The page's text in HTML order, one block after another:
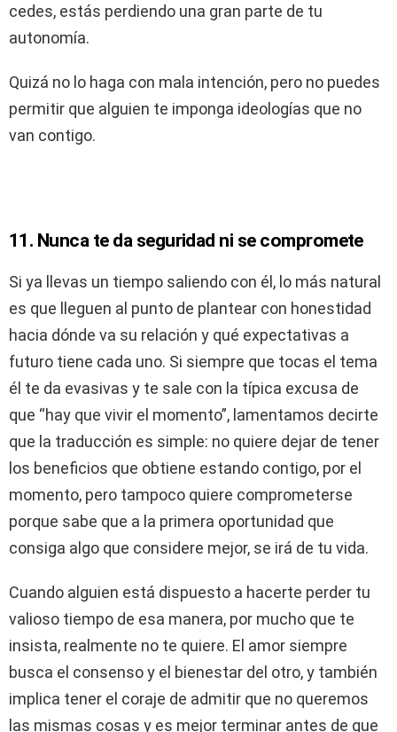
cedes, estás perdiendo una gran parte de tu
autonomía.
Quizá no lo haga con mala intención, pero no puedes
permitir que alguien te imponga ideologías que no
van contigo.
11. Nunca te da seguridad ni se compromete
Si ya llevas un tiempo saliendo con él, lo más natural
es que lleguen al punto de plantear con honestidad
hacia dónde va su relación y qué expectativas a
futuro tiene cada uno. Si siempre que tocas el tema
él te da evasivas y te sale con la típica excusa de
que “hay que vivir el momento”, lamentamos decirte
que la traducción es simple: no quiere dejar de tener
los beneficios que obtiene estando contigo, por el
momento, pero tampoco quiere comprometerse
porque sabe que a la primera oportunidad que
consiga algo que considere mejor, se irá de tu vida.
Cuando alguien está dispuesto a hacerte perder tu
valioso tiempo de esa manera, por mucho que te
insista, realmente no te quiere. El amor siempre
busca el consenso y el bienestar del otro, y también
implica tener el coraje de admitir que no queremos
las mismas cosas y es mejor terminar antes de que